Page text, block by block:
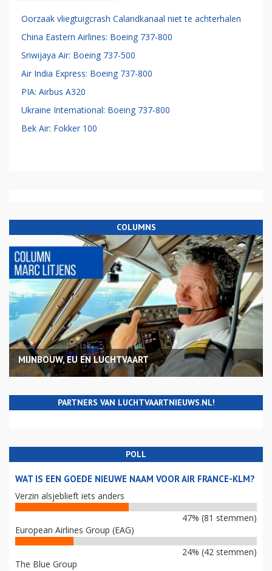
Oorzaak vliegtuigcrash Calandkanaal niet te achterhalen
China Eastern Airlines: Boeing 737-800
Sriwijaya Air: Boeing 737-500
Air India Express: Boeing 737-800
PIA: Airbus A320
Ukraine International: Boeing 737-800
Bek Air: Fokker 100
COLUMNS
MIJNBOUW, EU EN LUCHTVAART
PARTNERS VAN LUCHTVAARTNIEUWS.NL!
POLL
WAT IS EEN GOEDE NIEUWE NAAM VOOR AIR FRANCE-KLM?
Verzin alsjeblieft iets anders
47% (81 stemmen)
European Airlines Group (EAG)
24% (42 stemmen)
The Blue Group